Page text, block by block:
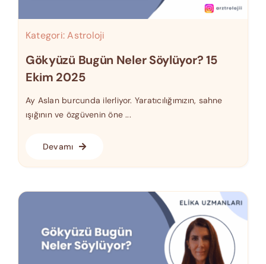
Kategori:Astroloji
Gökyüzü Bugün Neler Söylüyor? 15
Ekim 2025
Ay Aslan burcunda ilerliyor. Yaratıcılığımızın, sahne
ışığının ve özgüvenin öne ...
Devamı